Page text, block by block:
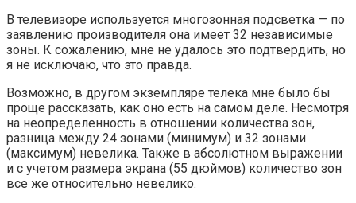
В телевизоре используется многозонная подсветка — по
заявлению производителя она имеет 32 независимые
зоны. К сожалению, мне не удалось это подтвердить, но
я не исключаю, что это правда.
Возможно, в другом экземпляре телека мне было бы
проще рассказать, как оно есть на самом деле. Несмотря
на неопределенность в отношении количества зон,
разница между 24 зонами (минимум) и 32 зонами
(максимум) невелика. Также в абсолютном выражении
и с учетом размера экрана (55 дюймов) количество зон
все же относительно невелико.